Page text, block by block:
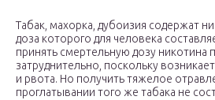
Табак, махорка, дубоизия содержат
доза которого для человека
принять смертельную дозу никотина
затруднительно, поскольку
и рвота. Но получить тяжелое
проглатывании того же табака не